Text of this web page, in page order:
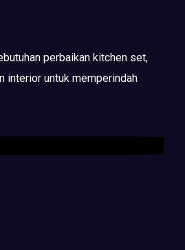
perbaikan kitchen set,
interior untuk memperindah